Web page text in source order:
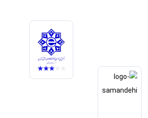
به مرجعی قابل اعتماد برای خرید کالای دیجیتال،
محصولات، مسیر ما را روشن‌تر می‌کند. ما باور
متعلق به کسب‌وکارهایی است که صداقت و شفافیت
گوشی آنلاین با تکیه بر تجربه و تخصص، با قدرت به
حرکت می‌کند.